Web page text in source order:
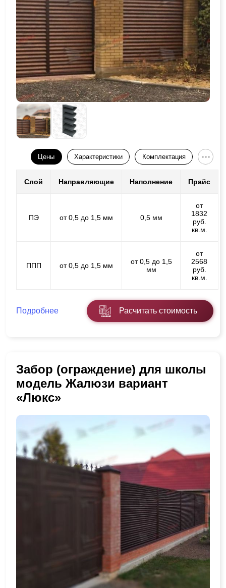
Цены Характеристики Комплектация
Слой Направляющие Наполнение Прайс
ПЭ от 0,5 до 1,5 мм 0,5 мм
от
1832
руб.
кв.м.
ППП от 0,5 до 1,5 мм
от 0,5 до 1,5
мм
от
2568
руб.
кв.м.
Подробнее Расчитать стоимость
Забор (ограждение) для школы
модель Жалюзи вариант
«Люкс»